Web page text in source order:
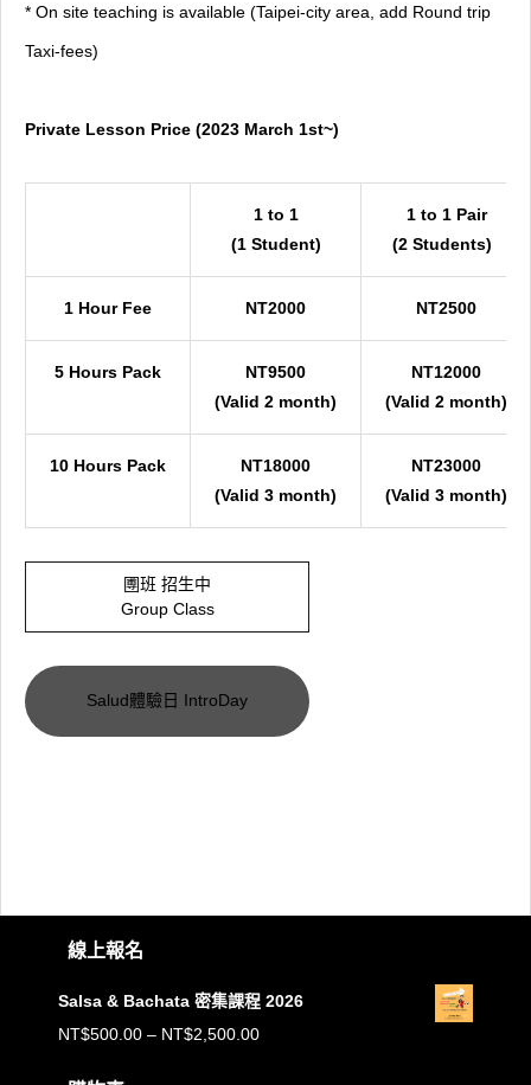
* On site teaching is available (Taipei-city area, add Round trip
Taxi-fees)
Private Lesson Price (2023 March 1st~)
1 to 1
(1 Student)
1 to 1 Pair
(2 Students)
1 Hour Fee NT2000 NT2500
5 Hours Pack
NT9500
(Valid 2 month)
NT12000
(Valid 2 month)
10 Hours Pack
NT18000
(Valid 3 month)
NT23000
(Valid 3 month)
圑班 招生中
Group Class
Salud體驗日 IntroDay
線上報名
Salsa & Bachata 密集課程 2026
NT$500.00 – NT$2,500.00價